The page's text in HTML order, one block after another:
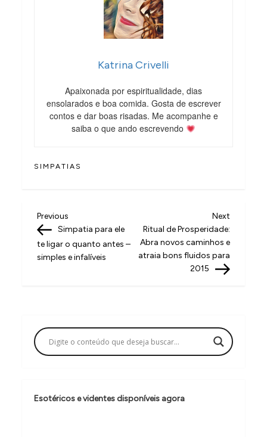
Katrina Crivelli
Apaixonada por espiritualidade, dias
ensolarados e boa comida. Gosta de escrever
contos e dar boas risadas. Me acompanhe e
saiba o que ando escrevendo
SIMPATIAS
N
a
v
ç
ã
d
Previous
Post
Previous
Simpatia para ele
te ligar o quanto antes –
simples e infalíveis
Next
Post
Next
Ritual de Prosperidade:
Abra novos caminhos e
atraia bons fluidos para
2015
Esotéricos e videntes disponíveis agora